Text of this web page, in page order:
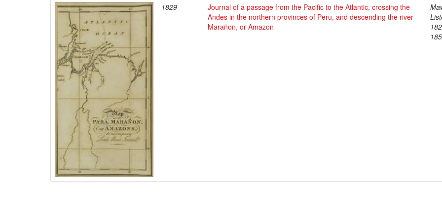
1829
Journal of a passage from the Pacific to the Atlantic, crossing the
Andes in the northern provinces of Peru, and descending the river
Marañon, or Amazon